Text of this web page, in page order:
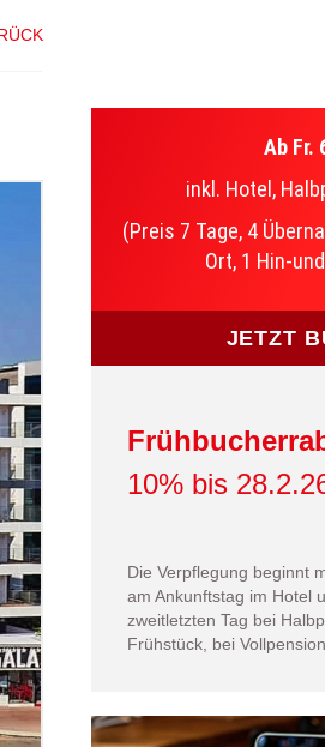
Ab Fr.
inkl. Hotel,
(Preis 7 Tage, 4
Ort, 1 Hin-
JETZT
10% bis
Die Verpflegung beginnt
am Ankunftstag im Hotel
zweitletzten Tag bei
Frühstück, bei